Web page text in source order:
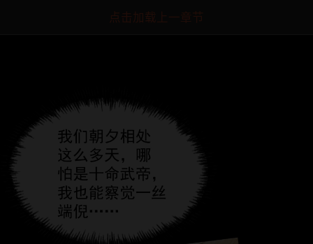
点击加载上一章节